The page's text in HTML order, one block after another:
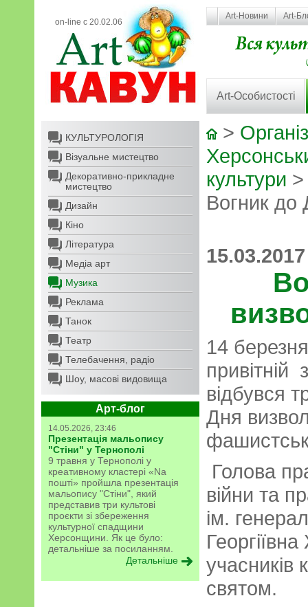
on-line с 20.02.06
Art-Новини Art-
Art-Особистості
КУЛЬТУРОЛОГІЯ
Візуальне мистецтво
Декоративно-прикладне
мистецтво
Дизайн
Кіно
Література
Медіа арт
Музика
Реклама
Танок
Театр
Телебачення, радіо
Шоу, масові видовища
Арт-блог
14.05.2026, 23:46
Презентація мальопису
"Стіни" у Тернополі
9 травня у Тернополі у
креативному кластері «Na
пошті» пройшла презентація
мальопису "Стіни", який
представив три культові
проєкти зі збереження
культурної спадщини
Херсонщини. Як це було:
детальніше за посиланням.
Детальніше
>
культури
Вогник до
14
привітній
відбувся
Дня
Голова
війни та
ім.
учасників
святом.